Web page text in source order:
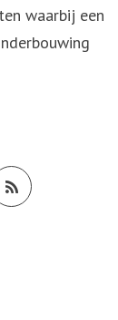
waarbij een